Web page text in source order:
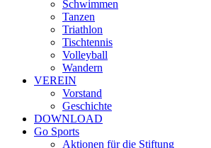
Schwimmen
Tanzen
Triathlon
Tischtennis
Volleyball
Wandern
VEREIN
Vorstand
Geschichte
DOWNLOAD
Go Sports
Aktionen für die Stiftung